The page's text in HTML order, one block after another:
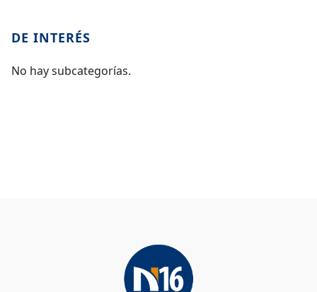
DE INTERÉS
No hay subcategorías.